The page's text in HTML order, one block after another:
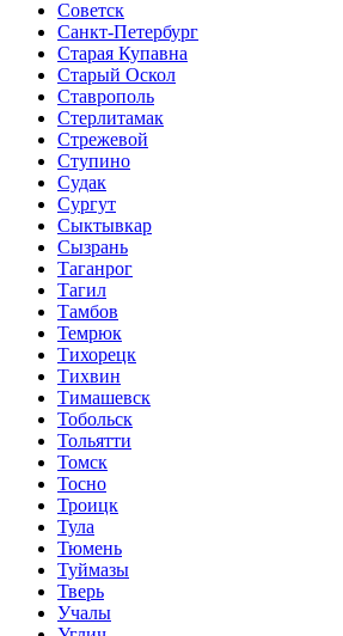
Советск
Санкт-Петербург
Старая Купавна
Старый Оскол
Ставрополь
Стерлитамак
Стрежевой
Ступино
Судак
Сургут
Сыктывкар
Сызрань
Таганрог
Тагил
Тамбов
Темрюк
Тихорецк
Тихвин
Тимашевск
Тобольск
Тольятти
Томск
Тосно
Троицк
Тула
Тюмень
Туймазы
Тверь
Учалы